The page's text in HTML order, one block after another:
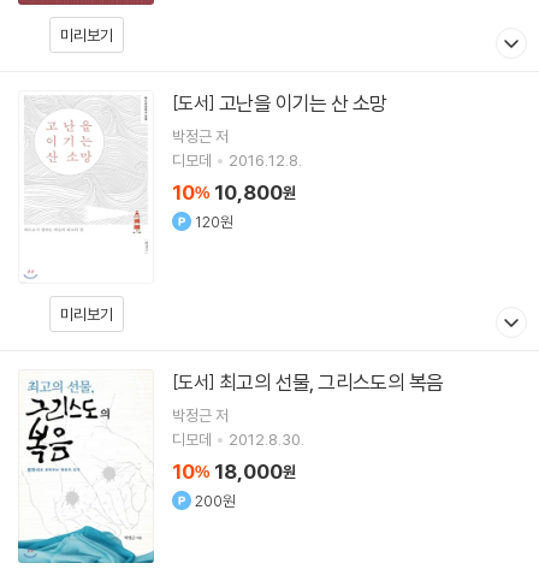
미리보기
미리보기
[도서] 고난을 이기는 산 소망
박정근저
디모데
2016.12.8.
10% 10,800원
120원
[도서] 최고의 선물, 그리스도의 복음
박정근저
디모데
2012.8.30.
10% 18,000원
200원